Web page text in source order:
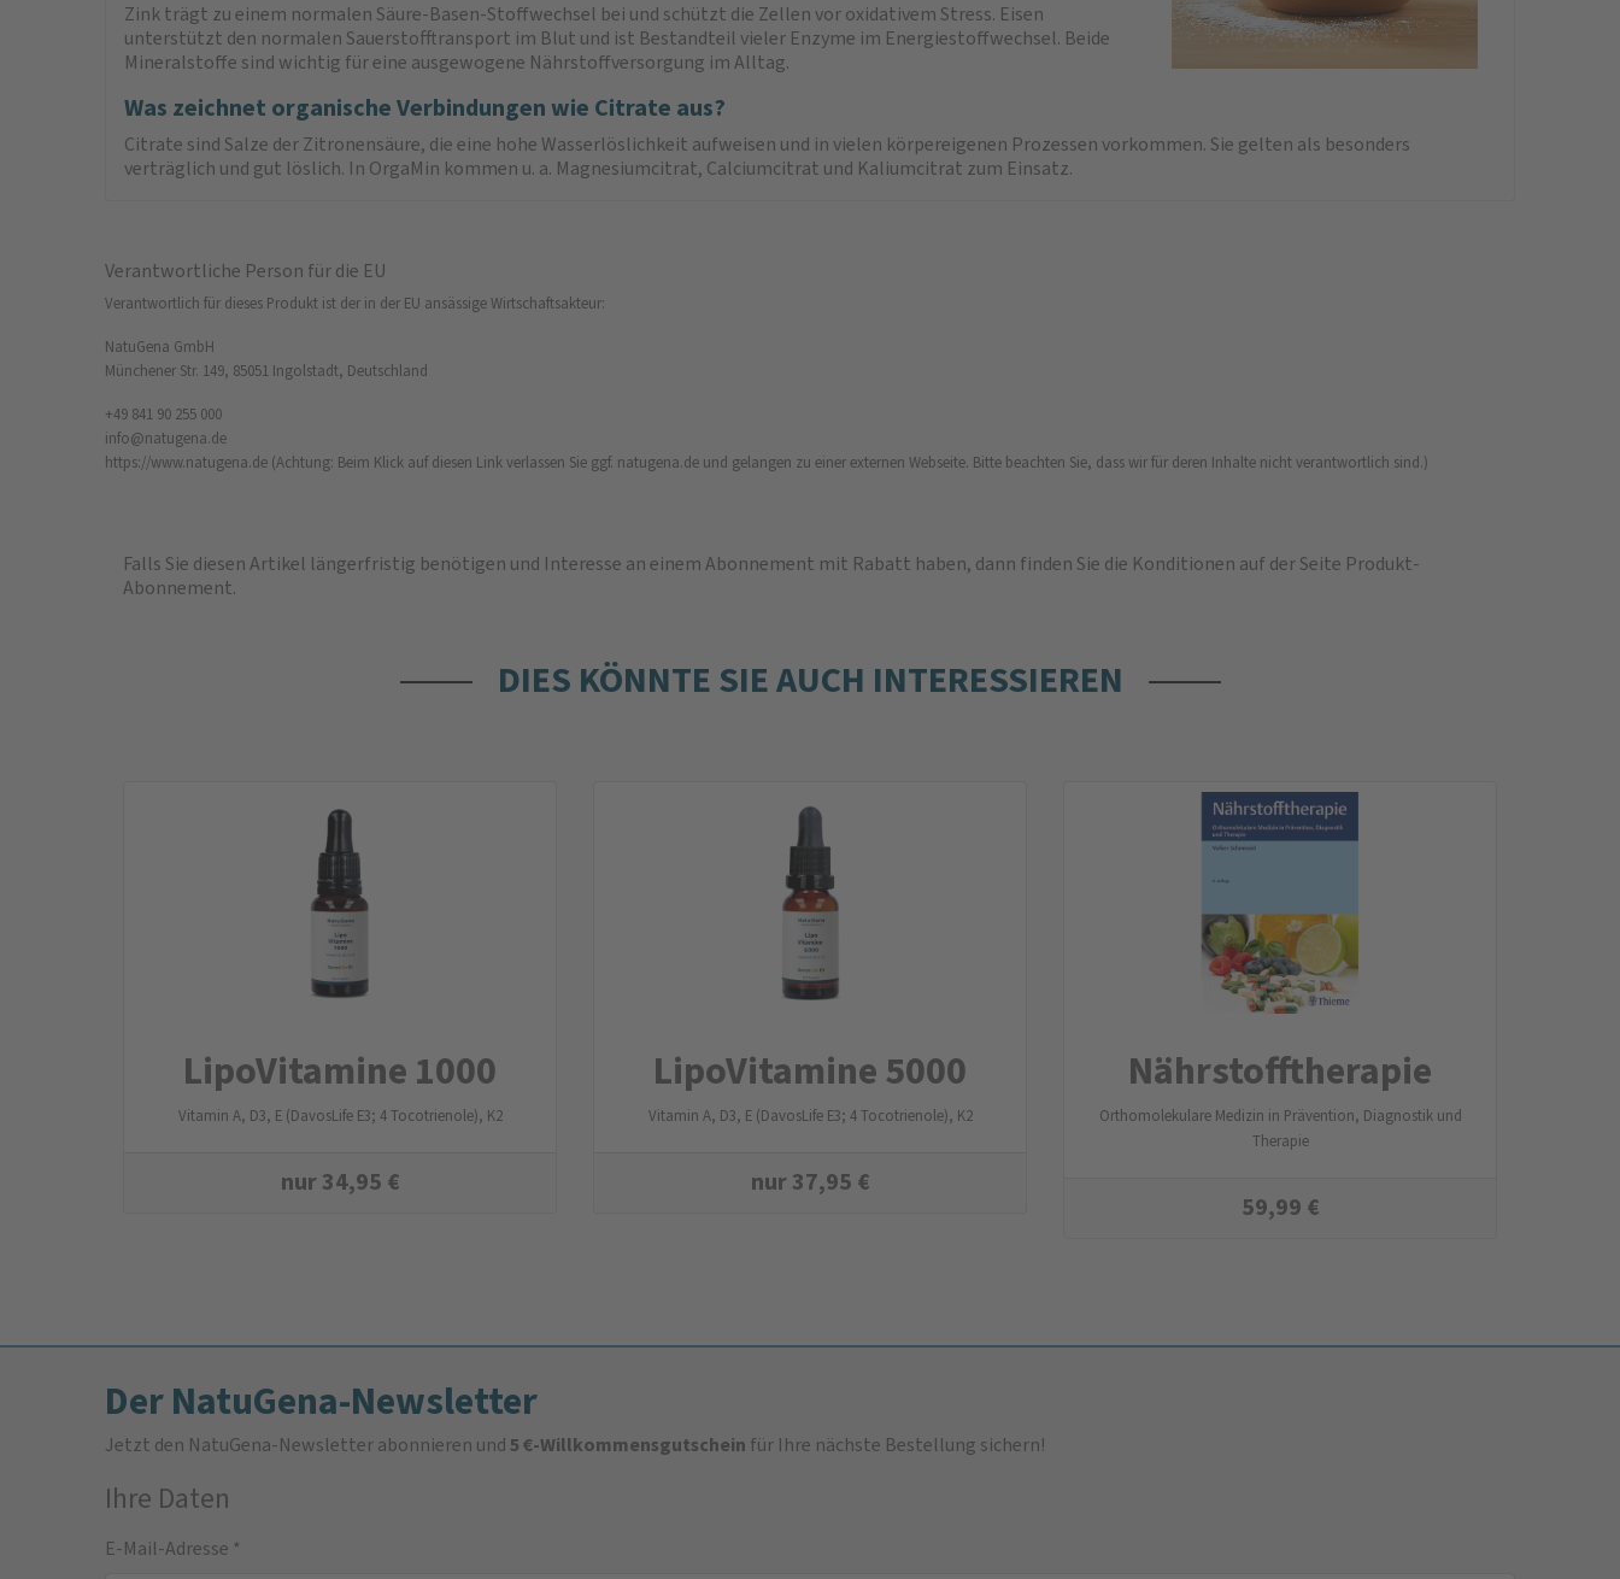
Zink trägt zu einem normalen Säure-Basen-Stoffwechsel bei und schützt die Zellen vor oxidativem Stress. Eisen
unterstützt den normalen Sauerstofftransport im Blut und ist Bestandteil vieler Enzyme im Energiestoffwechsel. Beide
Mineralstoffe sind wichtig für eine ausgewogene Nährstoffversorgung im Alltag.
Was zeichnet organische Verbindungen wie Citrate aus?
Citrate sind Salze der Zitronensäure, die eine hohe Wasserlöslichkeit aufweisen und in vielen körpereigenen Prozessen vorkommen. Sie gelten als besonders
verträglich und gut löslich. In OrgaMin kommen u. a. Magnesiumcitrat, Calciumcitrat und Kaliumcitrat zum Einsatz.
Verantwortliche Person für die EU
Verantwortlich für dieses Produkt ist der in der EU ansässige Wirtschaftsakteur:
NatuGena GmbH
Münchener Str. 149, 85051 Ingolstadt, Deutschland
+49 841 90 255 000
info@natugena.de
https://www.natugena.de (Achtung: Beim Klick auf diesen Link verlassen Sie ggf. natugena.de und gelangen zu einer externen Webseite. Bitte beachten Sie, dass wir für deren Inhalte nicht verantwortlich sind.)
Falls Sie diesen Artikel längerfristig benötigen und Interesse an einem Abonnement mit Rabatt haben, dann finden Sie die Konditionen auf der Seite Produkt-
Abonnement.
DIES KÖNNTE SIE AUCH INTERESSIEREN
LipoVitamine 1000
Vitamin A, D3, E (DavosLife E3; 4 Tocotrienole), K2
nur34,95 €
LipoVitamine 5000
Vitamin A, D3, E (DavosLife E3; 4 Tocotrienole), K2
nur37,95 €
Nährstoff­therapie
Orthomolekulare Medizin in Prävention, Diagnostik und
Therapie
59,99 €
Der NatuGena-Newsletter
Jetzt den NatuGena-Newsletter abonnieren und5 €-Willkommensgutschein für Ihre nächste Bestellung sichern!
Ihre Daten
E-Mail-Adresse *